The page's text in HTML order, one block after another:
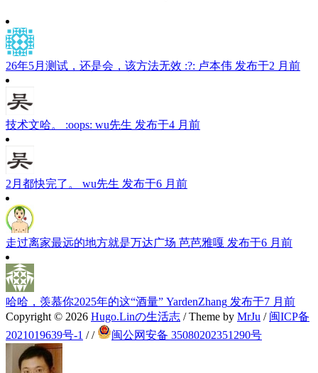
26年5月测试，还是会，该方法无效 :?: 卢本伟 发布于2 月前
技术文哈。 :oops: wu先生 发布于4 月前
2月都快完了。 wu先生 发布于6 月前
走过离家最远的地方就是万达广场 芭芭雅嘎 发布于6 月前
哈哈，羡慕你2025年的这“酒量” YardenZhang 发布于7 月前
Copyright © 2026 Hugo.Linの生活志 / Theme by MrJu / 闽ICP备
2021019639号-1 // 闽公网安备 35080202351290号